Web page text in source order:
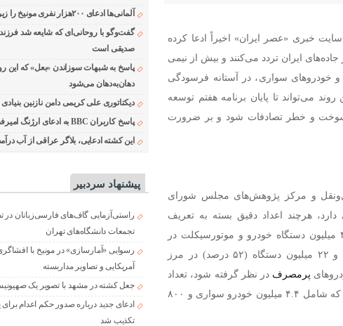
سایت خبری «عصر ایران» اخیراً ادعا کرده
در جاده‌های ایران تردد می‌کنند و بیش از نیمی
خودروهای سواری، در آستانه فرسودگی
می‌تواند تا پایان برنامه هفتم توسعه
سوخت و خطر تصادفات شود و بر ضرورت
و مرکز پژوهش‌های مجلس شورای
هرچند اعداد دقیق بسته به تعریف
«فرسودگی» متفاوت است. از مجموع حدود ۳۵ تا ۴۲ میلیون دستگاه خودرو و موتورسیکلت در
ایران، حدود ۱۳ میلیون دستگاه (۳۷ درصد) فرسوده و ۲۲ میلیون دستگاه (۵۲ درصد) در مرز
پرمصرف در نظر گرفته شود، تعداد
خودروهای فرسوده به حدود ۸ میلیون دستگاه می‌رسد که شامل ۴.۴ میلیون خودرو سواری و ۸۰۰
آلمانی‌ها ادعای ۲۰۰هزار نفری مونیخ را زیر سوال بردند
گفت‌وگو با روحانی‌ای که شایعه شد
صدیقی است
پاسخ به شبهات سوزاندن «بعل» که این
دهان‌به‌دهان می‌شود
دیکتاتوری علی کریمی دامن نازنین
پاسخ کاربران BBC به ادعای ارژنگ امیرفضلی
این کشته ادعایی، بلاگر عراقی از آب
پیشنهاد سردبیر
راستی‌آزمایی گاف‌های فارسی‌زبانان در
تجمعات دانشگاه‌های تهران
رسوایی «آمارسازی» در مونیخ با
آمریکایی و تصاویر مداربسته
جعل کشته در مشهد با تصویر یک
ادعای جدید درباره صدور حکم اعدام
تکذیب شد